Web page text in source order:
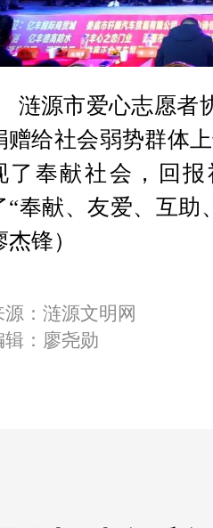
涟源市爱心志愿者
赠给社会弱势群体
了奉献社会，回
“奉献、友爱、互助
杰锋）
源：涟源文明网
辑：廖尧勋